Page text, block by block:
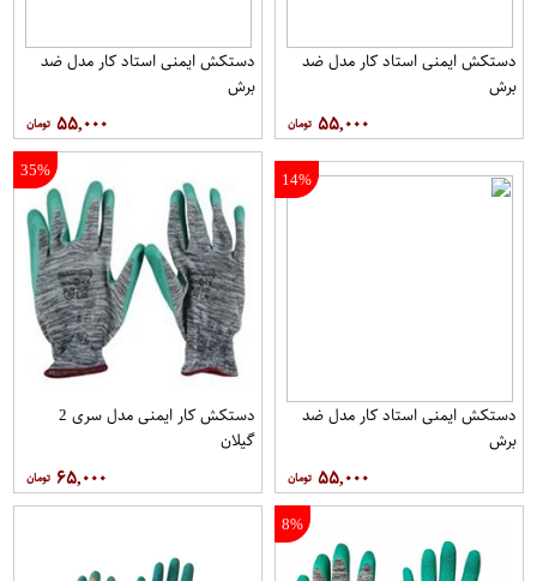
دستکش ایمنی استاد کار مدل ضد
برش
۵۵,۰۰۰
دستکش ایمنی استاد کار مدل ضد
برش
۵۵,۰۰۰
14%
دستکش ایمنی استاد کار مدل ضد
برش
۵۵,۰۰۰
35%
دستکش کار ایمنی مدل سری 2
گیلان
۶۵,۰۰۰
8%